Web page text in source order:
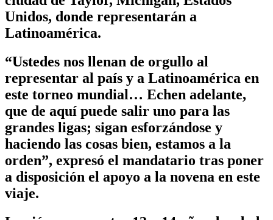
Unidos, donde representarán a
Latinoamérica.
“Ustedes nos llenan de orgullo al
representar al país y a Latinoamérica en
este torneo mundial… Echen adelante,
que de aquí puede salir uno para las
grandes ligas; sigan esforzándose y
haciendo las cosas bien, estamos a la
orden”, expresó el mandatario tras poner
a disposición el apoyo a la novena en este
viaje.